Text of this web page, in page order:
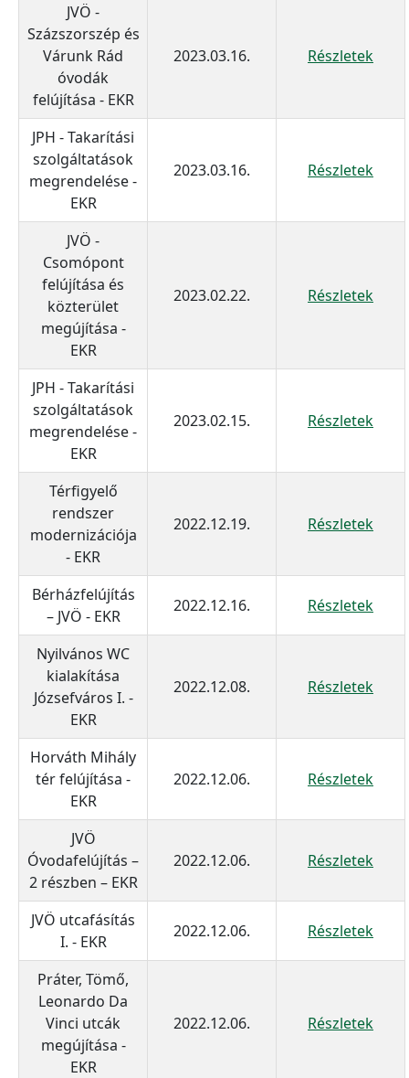
JVÖ -
Százszorszép és
Várunk Rád
óvodák
felújítása - EKR
2023.03.16. Részletek
JPH - Takarítási
szolgáltatások
megrendelése -
EKR
2023.03.16. Részletek
JVÖ -
Csomópont
felújítása és
közterület
megújítása -
EKR
2023.02.22. Részletek
JPH - Takarítási
szolgáltatások
megrendelése -
EKR
2023.02.15. Részletek
Térfigyelő
rendszer
modernizációja
- EKR
2022.12.19. Részletek
Bérházfelújítás
– JVÖ - EKR
2022.12.16. Részletek
Nyilvános WC
kialakítása
Józsefváros I. -
EKR
2022.12.08. Részletek
Horváth Mihály
tér felújítása -
EKR
2022.12.06. Részletek
JVÖ
Óvodafelújítás –
2 részben – EKR
2022.12.06. Részletek
JVÖ utcafásítás
I. - EKR
2022.12.06. Részletek
Práter, Tömő,
Leonardo Da
Vinci utcák
megújítása -
EKR
2022.12.06. Részletek